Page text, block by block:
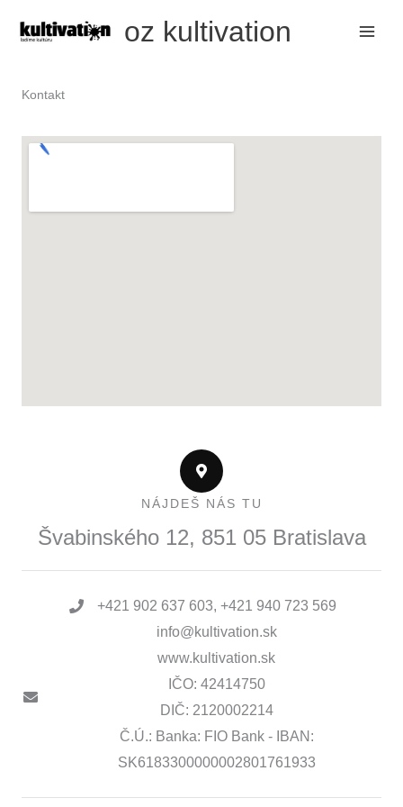
oz kultivation
Kontakt
NÁJDEŠ NÁS TU
Švabinského 12, 851 05 Bratislava
+421 902 637 603, +421 940 723 569
info@kultivation.sk
www.kultivation.sk
IČO: 42414750
DIČ: 2120002214
Č.Ú.: Banka: FIO Bank - IBAN:
SK6183300000002801761933